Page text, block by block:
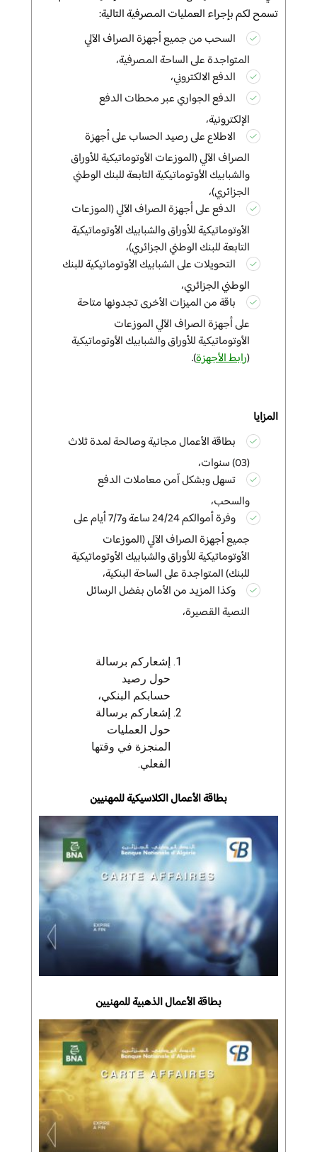
تسمح لكم بإجراء العمليات المصرفية التالية:
السحب من جميع أجهزة الصراف الآلي
المتواجدة على الساحة المصرفية،
الدفع الالكتروني،
الدفع الجواري عبر محطات الدفع
الإلكترونية،
الاطلاع على رصيد الحساب على أجهزة
الصراف الآلي (الموزعات الأوتوماتيكية للأوراق
والشبابيك الأوتوماتيكية التابعة للبنك الوطني
الجزائري)،
الدفع على أجهزة الصراف الآلي (الموزعات
الأوتوماتيكية للأوراق والشبابيك الأوتوماتيكية
التابعة للبنك الوطني الجزائري)،
التحويلات على الشبابيك الأوتوماتيكية للبنك
الوطني الجزائري،
باقة من الميزات الأخرى تجدونها متاحة
على أجهزة الصراف الآلي الموزعات
الأوتوماتيكية للأوراق والشبابيك الأوتوماتيكية
(رابط الأجهزة).
المزايا
بطاقة الأعمالمجانية وصالحة لمدة ثلاث
(03) سنوات،
تسهل وبشكل آمن معاملات الدفع
والسحب،
وفرة أموالكم 24/24 ساعة و7/7 أيام على
جميع أجهزة الصراف الآلي (الموزعات
الأوتوماتيكية للأوراق والشبابيك الأوتوماتيكية
للبنك) المتواجدة على الساحة البنكية،
وكذا المزيد من الأمان بفضل الرسائل
النصية القصيرة،
إشعاركم برسالة
حول رصيد
حسابكم البنكي،
إشعاركم برسالة
حول العمليات
المنجزة في وقتها
الفعلي.
بطاقة الأعمال الكلاسيكية للمهنيين
بطاقة الأعمال الذهبية للمهنيين